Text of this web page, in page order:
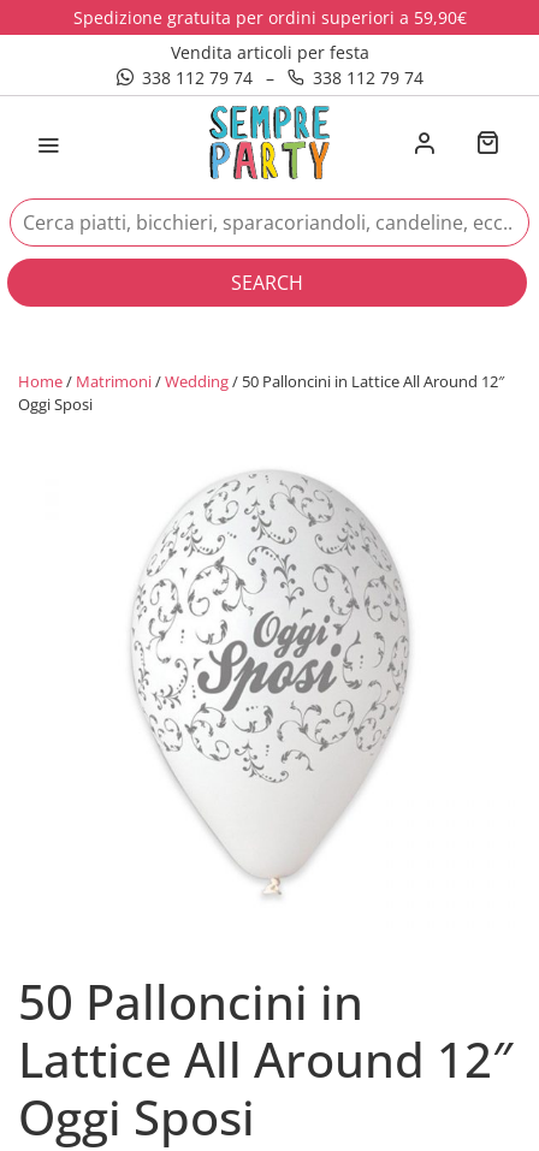
Spedizione gratuita per ordini superiori a 59,90€
Vendita articoli per festa
338 112 79 74
– 338 112 79 74
SEARCH
Home/ Matrimoni/Wedding/ 50 Palloncini in Lattice All Around 12″
Oggi Sposi
50 Palloncini in
Lattice All Around 12″
Oggi Sposi